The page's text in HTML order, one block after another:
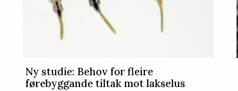
Ny studie: Behov for fleire
førebyggande tiltak mot lakselus